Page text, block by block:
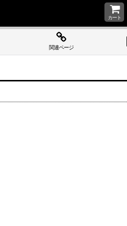
カート
関連ページ